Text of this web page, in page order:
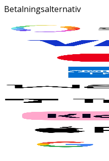
Betalningsalternativ